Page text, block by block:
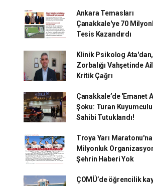
Ankara Temasları
Çanakkale'ye 70
Tesis Kazandırdı
Klinik Psikolog
Zorbalığı Vahşetinde
Kritik Çağrı
Çanakkale’de 'Emanet
Şoku: Turan
Sahibi Tutuklandı!
Troya Yarı
Milyonluk
Şehrin Haberi Yok
ÇOMÜ’de öğrencilik